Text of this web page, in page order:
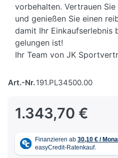
vorbehalten. Vertrauen
und genießen Sie einen
damit Ihr Einkaufserlebnis
gelungen ist!
Ihr Team von JK
Art.-Nr.191.PL34500.00
1.343,70 €